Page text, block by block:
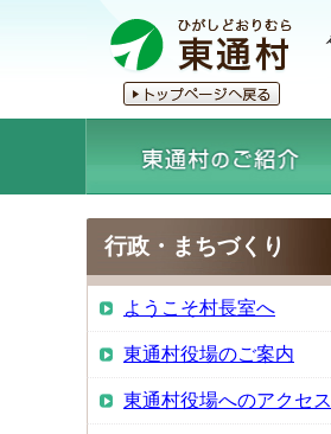
行政・まちづくり
ようこそ村長室へ
東通村役場のご案内
東通村役場へのアクセス